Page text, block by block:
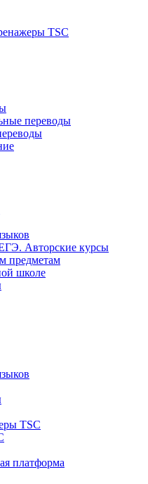
TSC
переводы
Авторские курсы
предметам
школе
TSC
платформа